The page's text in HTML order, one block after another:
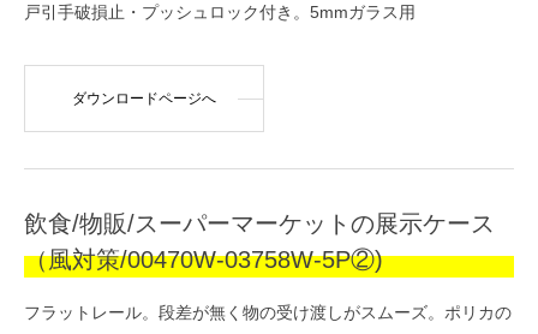
戸引手破損止・プッシュロック付き。5mmガラス用
ダウンロードページへ
飲食/物販/スーパーマーケットの展示ケース
（風対策/00470W-03758W-5P②)
フラットレール。段差が無く物の受け渡しがスムーズ。ポリカの